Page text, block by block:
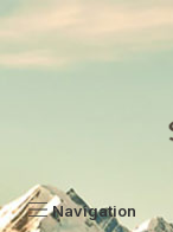
Zum Hauptinhalt
Navigation